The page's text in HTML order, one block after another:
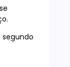
segundo